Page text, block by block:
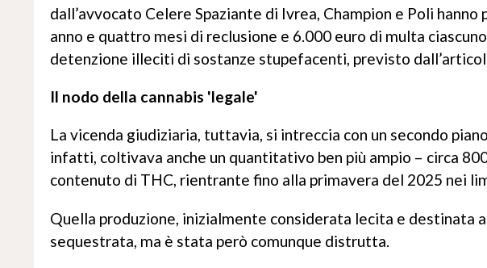
dall’avvocato Celere Spaziante di Ivrea, Champion e Poli
anno e quattro mesi di reclusione e 6.000 euro di multa
detenzione illeciti di sostanze stupefacenti, previsto
Il nodo della cannabis 'legale'
La vicenda giudiziaria, tuttavia, si intreccia con un secondo
infatti, coltivava anche un quantitativo ben più ampio – circa
contenuto di THC, rientrante fino alla primavera del 2025 nei
Quella produzione, inizialmente considerata lecita e destinata
sequestrata, ma è stata però comunque distrutta.